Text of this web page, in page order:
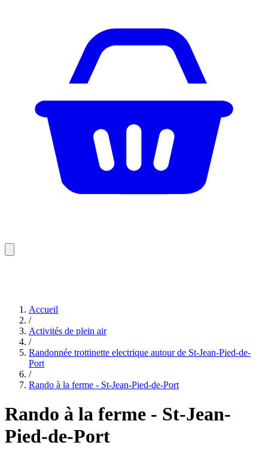
Accueil
/
Activités de plein air
/
Randonnée trottinette electrique autour de St-Jean-Pied-de-
Port
/
Rando à la ferme - St-Jean-Pied-de-Port
Rando à la ferme - St-Jean-
Pied-de-Port